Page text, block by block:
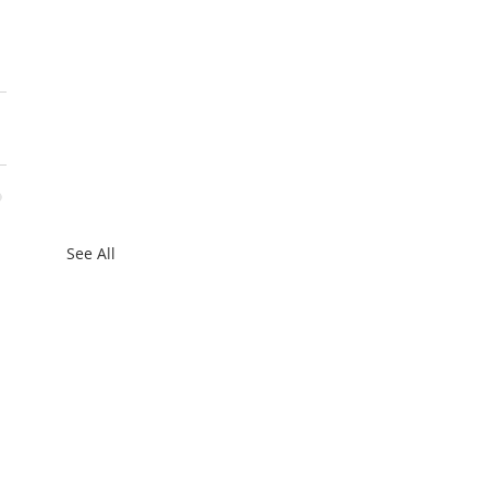
See All